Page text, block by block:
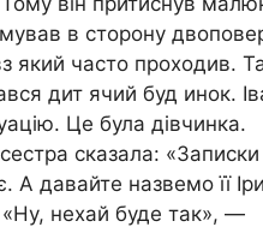
в сторону
який часто проходив.
дит ячий буд инок.
Це була дівчинка.
сказала: «Записки
А давайте назвемо її
«Ну, нехай буде так», —